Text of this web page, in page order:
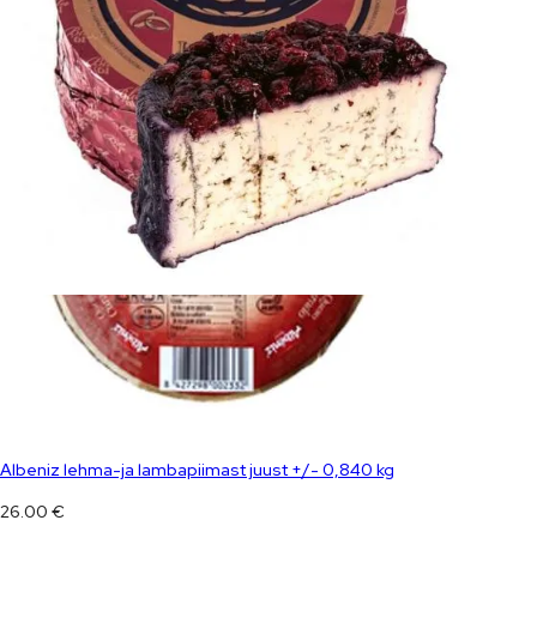
Albeniz lehma-ja lambapiimast juust +/- 0,840 kg
26.00 €